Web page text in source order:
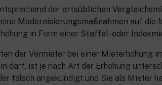
der ortsüblichen
Modernisierungsmaßnahmen auf die
in Form einer Staffel- oder
der Vermieter bei einer Mieterhöhung
darf, ist je nach Art der Erhöhung
falsch angekündigt und Sie als Mieter